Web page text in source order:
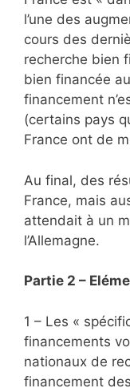
l’une des
cours des
recherche bien
bien financée
financement
(certains pays
France ont de
Au final, des
France, mais
attendait à un
l’Allemagne.
Partie 2 –
1 – Les «
financements
nationaux de
financement